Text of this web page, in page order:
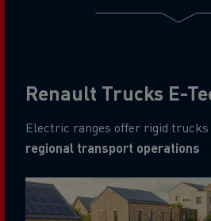
Renault Trucks E-
Electric ranges offer rigid
regional transport operations